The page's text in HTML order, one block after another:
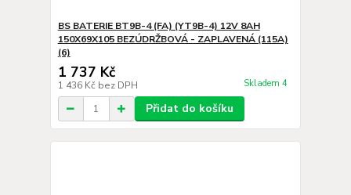
BS BATERIE BT9B-4 (FA) (YT9B-4) 12V 8AH
150X69X105 BEZÚDRŽBOVÁ - ZAPLAVENÁ (115A)
(6)
1 737 Kč
1 436 Kč bez DPH Skladem 4
Přidat do košíku